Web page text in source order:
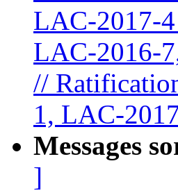
LAC-2017-
LAC-2016-
//
1, LAC-
Messages
]